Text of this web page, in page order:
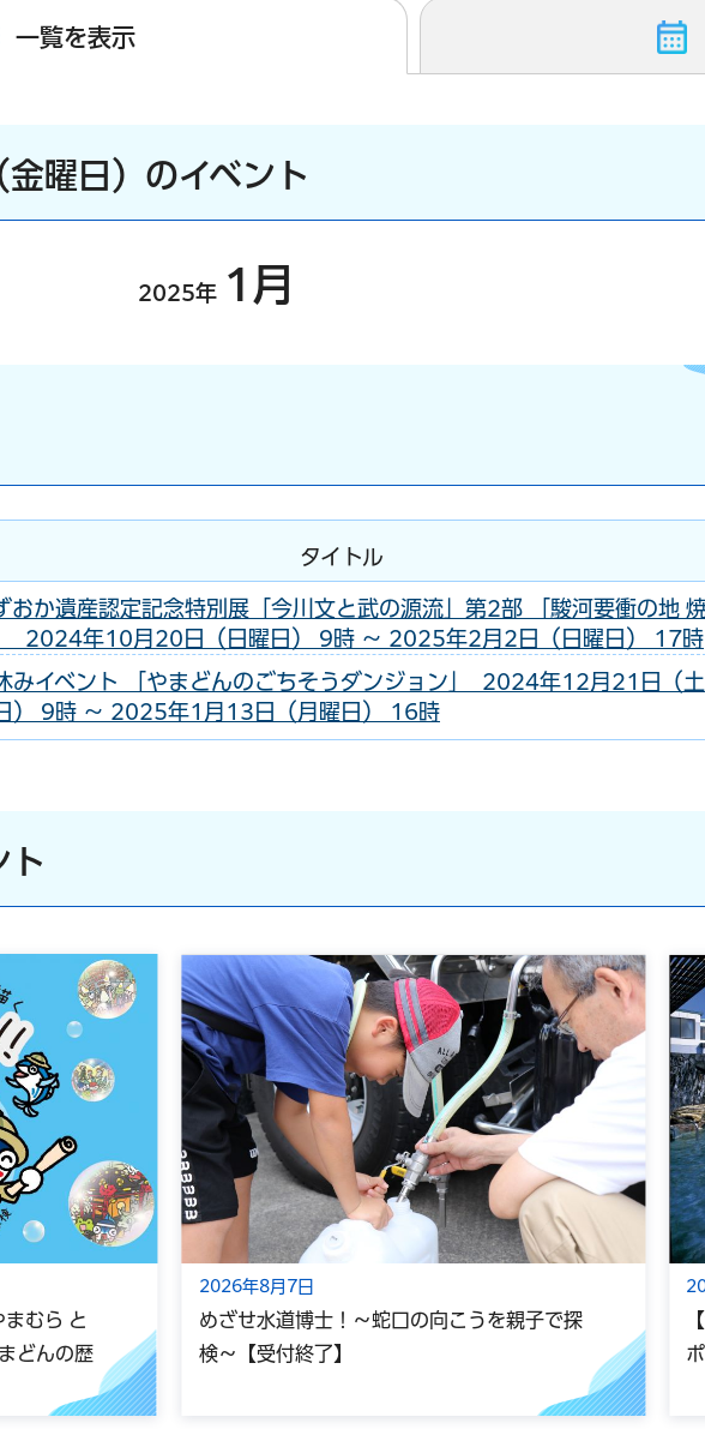
一覧を表示
曜日）のイベント
2025年 1月
タイトル
おか遺産認定記念特別展「今川文と武の源流」第2部 「駿河要衝の地
2024年10月20日（日曜日） 9時 ～ 2025年2月2日（日曜日） 17時
みイベント 「やまどんのごちそうダンジョン」 2024年12月21日（土
） 9時 ～ 2025年1月13日（月曜日） 16時
ト
まむら と
どんの歴
2026年8月7日
めざせ水道博士！～蛇口の向こうを親子で探
検～【受付終了】